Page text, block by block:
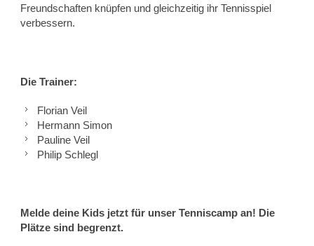
Freundschaften knüpfen und gleichzeitig ihr Tennisspiel
verbessern.
Die Trainer:
Florian Veil
Hermann Simon
Pauline Veil
Philip Schlegl
Melde deine Kids jetzt für unser Tenniscamp an! Die
Plätze sind begrenzt.